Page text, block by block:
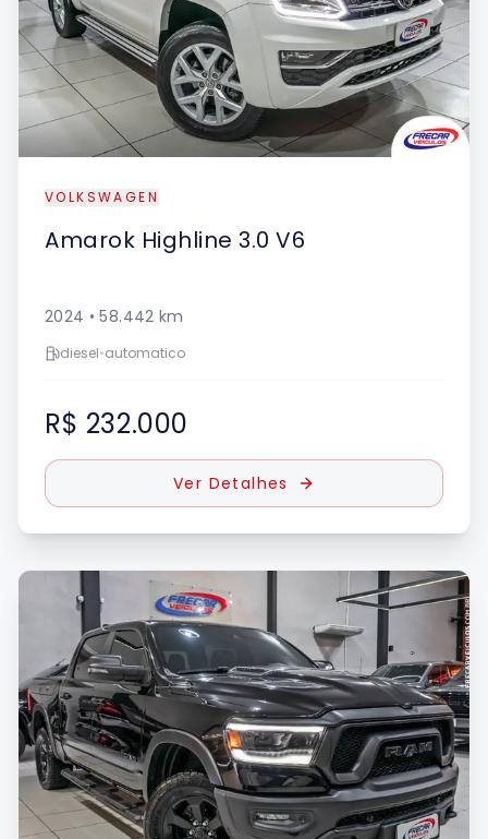
VOLKSWAGEN
Amarok Highline 3.0 V6
2024 •58.442 km
diesel•automatico
R$ 232.000
Ver Detalhes